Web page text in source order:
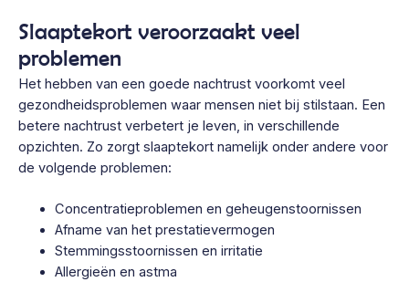
Slaaptekort veroorzaakt veel
problemen
Het hebben van een goede nachtrust voorkomt veel
gezondheidsproblemen waar mensen niet bij stilstaan. Een
betere nachtrust verbetert je leven, in verschillende
opzichten. Zo zorgt slaaptekort namelijk onder andere voor
de volgende problemen:
Concentratieproblemen en geheugenstoornissen
Afname van het prestatievermogen
Stemmingsstoornissen en irritatie
Allergieën en astma